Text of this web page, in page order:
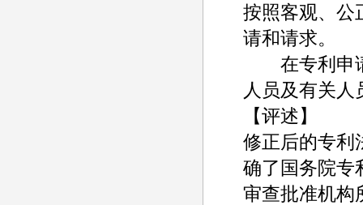
按照客观、公
请和请求。
在专利申请
人员及有关
【评述】
修正后的专利
确了国务院专
审查批准机构